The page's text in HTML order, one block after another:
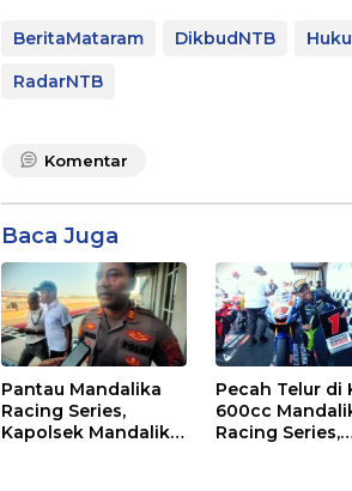
BeritaMataram DikbudNTB
RadarNTB
Komentar
Baca Juga
Pantau Mandalika
Racing Series,
Kapolsek Mandalika
Pecah Telur di
600cc
Racing Series,